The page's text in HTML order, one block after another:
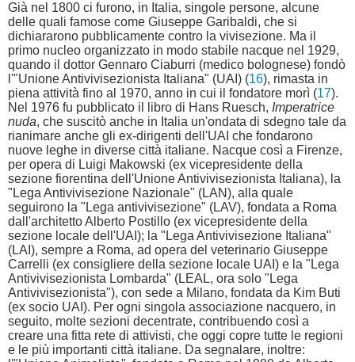
Già nel 1800 ci furono, in Italia, singole persone, alcune
delle quali famose come Giuseppe Garibaldi, che si
dichiararono pubblicamente contro la vivisezione. Ma il
primo nucleo organizzato in modo stabile nacque nel 1929,
quando il dottor Gennaro Ciaburri (medico bolognese) fondò
l'"Unione Antivivisezionista Italiana" (UAI) (16), rimasta in
piena attività fino al 1970, anno in cui il fondatore morì (17).
Nel 1976 fu pubblicato il libro di Hans Ruesch, Imperatrice
nuda, che suscitò anche in Italia un'ondata di sdegno tale da
rianimare anche gli ex-dirigenti dell'UAI che fondarono
nuove leghe in diverse città italiane. Nacque così a Firenze,
per opera di Luigi Makowski (ex vicepresidente della
sezione fiorentina dell'Unione Antivivisezionista Italiana), la
"Lega Antivivisezione Nazionale" (LAN), alla quale
seguirono la "Lega antivivisezione" (LAV), fondata a Roma
dall'architetto Alberto Postillo (ex vicepresidente della
sezione locale dell'UAI); la "Lega Antivivisezione Italiana"
(LAI), sempre a Roma, ad opera del veterinario Giuseppe
Carrelli (ex consigliere della sezione locale UAI) e la "Lega
Antivivisezionista Lombarda" (LEAL, ora solo "Lega
Antivivisezionista"), con sede a Milano, fondata da Kim Buti
(ex socio UAI). Per ogni singola associazione nacquero, in
seguito, molte sezioni decentrate, contribuendo così a
creare una fitta rete di attivisti, che oggi copre tutte le regioni
e le più importanti città italiane. Da segnalare, inoltre: